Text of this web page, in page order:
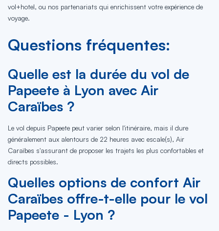
vol+hotel, ou nos partenariats qui enrichissent votre expérience de
voyage.
Questions fréquentes:
Quelle est la durée du vol de
Papeete à Lyon avec Air
Caraïbes ?
Le vol depuis Papeete peut varier selon l'itinéraire, mais il dure
généralement aux alentours de 22 heures avec escale(s), Air
Caraïbes s'assurant de proposer les trajets les plus confortables et
directs possibles.
Quelles options de confort Air
Caraïbes offre-t-elle pour le vol
Papeete - Lyon ?